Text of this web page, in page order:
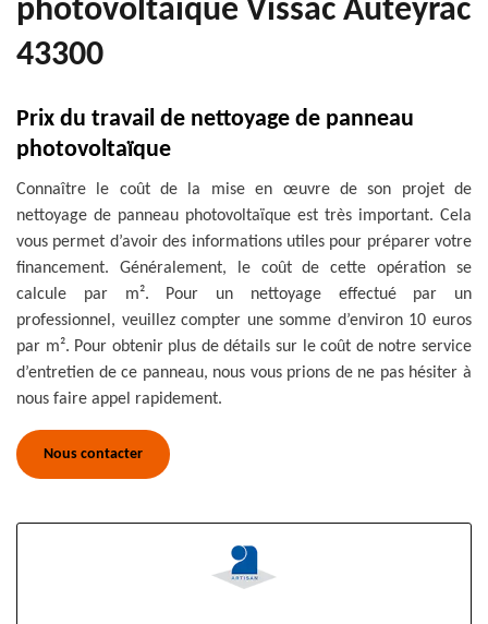
photovoltaïque Vissac Auteyrac
43300
Prix du travail de nettoyage de panneau
photovoltaïque
Connaître le coût de la mise en œuvre de son projet de
nettoyage de panneau photovoltaïque est très important. Cela
vous permet d’avoir des informations utiles pour préparer votre
financement. Généralement, le coût de cette opération se
calcule par m². Pour un nettoyage effectué par un
professionnel, veuillez compter une somme d’environ 10 euros
par m². Pour obtenir plus de détails sur le coût de notre service
d’entretien de ce panneau, nous vous prions de ne pas hésiter à
nous faire appel rapidement.
Nous contacter